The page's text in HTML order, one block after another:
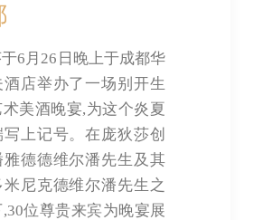
6月26日晚上于成都华
酒店举办了一场别开生
美酒晚宴,为这个炎夏
写上记号。在庞狄莎创
雅德德维尔潘先生及其
尼克德维尔潘先生之
位尊贵来宾为晚宴展